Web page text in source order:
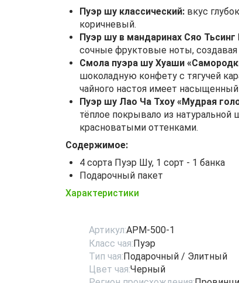
Пуэр шу классический: вкус
коричневый.
Пуэр шу в мандаринах Сяо Тьсинг
сочные фруктовые ноты,
Смола пуэра шу Хуаши
шоколадную конфету с тягучей
чайного настоя имеет
Пуэр шу Лао Ча Тхоу «Мудрая
тёплое покрывало из
красноватыми оттенками.
Содержимое:
4 сорта Пуэр Шу, 1 сорт - 1 банка
Подарочный пакет
Характеристики
Артикул:APМ-500-1
Класс чая:Пуэр
Тип чая:Подарочный / Элитный
Цвет чая:Черный